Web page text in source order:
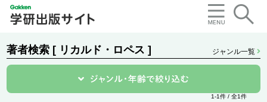
著者検索 [ リカルド・ロペス ] ジャンル一覧
1-1件 / 全1件